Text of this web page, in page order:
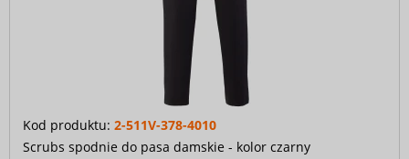
Kod produktu: 2-511V-378-4010
Scrubs spodnie do pasa damskie - kolor czarny